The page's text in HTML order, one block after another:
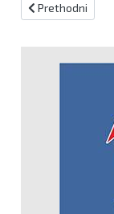
Prethodni
Prethodni